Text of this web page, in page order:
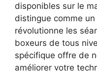
disponibles sur le
distingue comme
révolutionne les
boxeurs de tous
spécifique offre de
améliorer votre